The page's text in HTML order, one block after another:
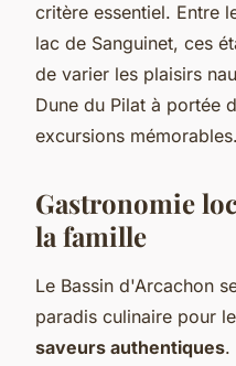
critère essentiel. Entre
lac de Sanguinet, ces
de varier les plaisirs
Dune du Pilat à portée
excursions mémorables.
Gastronomie
la famille
Le Bassin d'Arcachon
paradis culinaire pour
saveurs authentiques.